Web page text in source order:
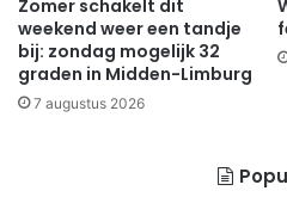
Zomer schakelt dit
weekend weer een tandje
bij: zondag mogelijk 32
graden in Midden-Limburg
7 augustus 2026